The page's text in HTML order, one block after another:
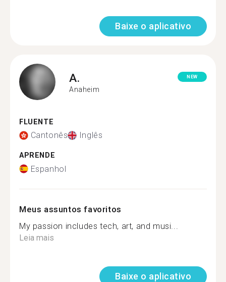
Baixe o aplicativo
A.
Anaheim
NEW
FLUENTE
Cantonês Inglês
APRENDE
Espanhol
Meus assuntos favoritos
My passion includes tech, art, and musi...
Leia mais
Baixe o aplicativo